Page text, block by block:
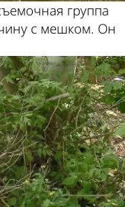
группа
с мешком. Он